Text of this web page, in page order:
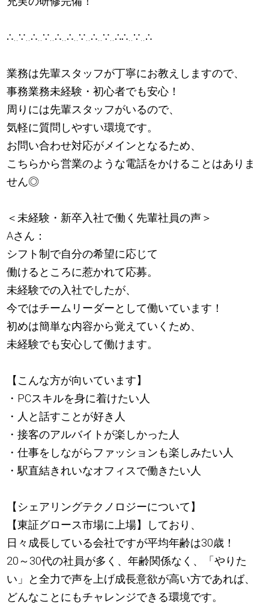
∴‥∵‥∴‥∵‥∴‥∴‥∵‥∴‥∵‥∴∴‥∵‥∴
業務は先輩スタッフが丁寧にお教えしますので、
事務業務未経験・初心者でも安心！
周りには先輩スタッフがいるので、
気軽に質問しやすい環境です。
お問い合わせ対応がメインとなるため、
こちらから営業のような電話をかけることはありま
せん◎
＜未経験・新卒入社で働く先輩社員の声＞
Aさん：
シフト制で自分の希望に応じて
働けるところに惹かれて応募。
未経験での入社でしたが、
今ではチームリーダーとして働いています！
初めは簡単な内容から覚えていくため、
未経験でも安心して働けます。
【こんな方が向いています】
・PCスキルを身に着けたい人
・人と話すことが好き人
・接客のアルバイトが楽しかった人
・仕事をしながらファッションも楽しみたい人
・駅直結きれいなオフィスで働きたい人
【シェアリングテクノロジーについて】
【東証グロース市場に上場】しており、
日々成長している会社ですが平均年齢は30歳！
20～30代の社員が多く、年齢関係なく、「やりた
い」と全力で声を上げ成長意欲が高い方であれば、
どんなことにもチャレンジできる環境です。